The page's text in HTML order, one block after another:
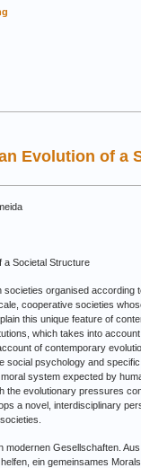
Evolution of a
a Societal Structure
organised according
cooperative societies
this unique feature of
which takes into
of contemporary
social psychology and
system expected by
the evolutionary pressures
a novel, interdisciplinary
modernen Gesellschaften.
ein gemeinsames